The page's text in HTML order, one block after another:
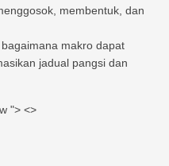
membentuk, dan
makro dapat
jadual pangsi dan
"> <>